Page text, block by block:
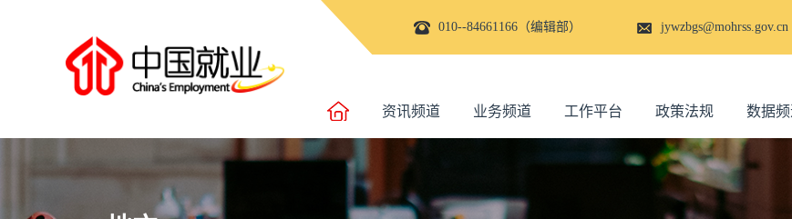
010--84661166（编辑部） jywzbgs@mohrss.gov.cn
资讯频道 业务频道 工作平台 政策法规 数据